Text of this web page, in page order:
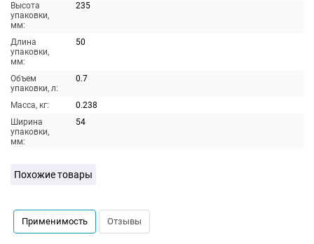
Высота
упаковки,
мм:
235
Длина
упаковки,
мм:
50
Объем
упаковки, л:
0.7
Масса, кг:
0.238
Ширина
упаковки,
мм:
54
Похожие товары
Применимость Отзывы